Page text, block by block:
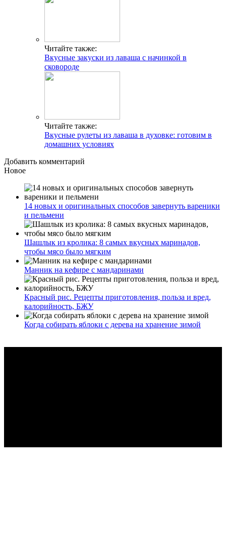
Читайте также:
Вкусные закуски из лаваша с начинкой в
сковороде
Читайте также:
Вкусные рулеты из лаваша в духовке: готовим в
домашних условиях
Добавить комментарий
Новое
14 новых и оригинальных способов завернуть вареники
и пельмени
Шашлык из кролика: 8 самых вкусных маринадов,
чтобы мясо было мягким
Манник на кефире с мандаринами
Красный рис. Рецепты приготовления, польза и вред,
калорийность, БЖУ
Когда собирать яблоки с дерева на хранение зимой